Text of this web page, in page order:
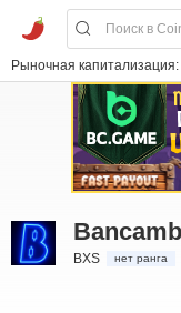
Рыночная капитализация:
BXS нет ранга